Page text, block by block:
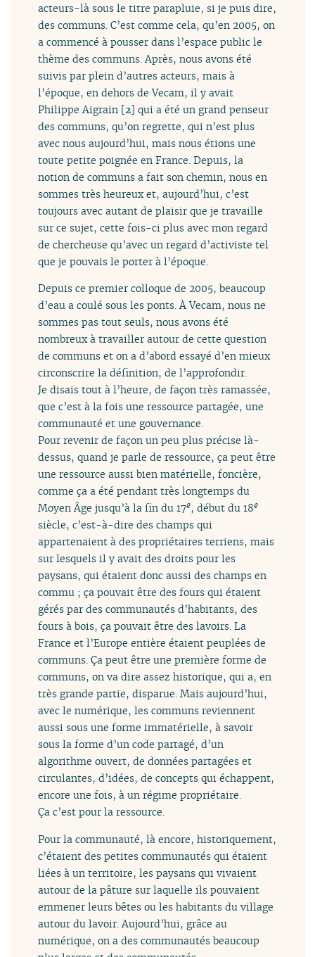
acteurs-là sous le titre parapluie, si je puis dire,
des communs. C’est comme cela, qu’en 2005, on
a commencé à pousser dans l’espace public le
thème des communs. Après, nous avons été
suivis par plein d’autres acteurs, mais à
l’époque, en dehors de Vecam, il y avait
Philippe Aigrain [2] qui a été un grand penseur
des communs, qu’on regrette, qui n’est plus
avec nous aujourd’hui, mais nous étions une
toute petite poignée en France. Depuis, la
notion de communs a fait son chemin, nous en
sommes très heureux et, aujourd’hui, c’est
toujours avec autant de plaisir que je travaille
sur ce sujet, cette fois-ci plus avec mon regard
de chercheuse qu’avec un regard d’activiste tel
que je pouvais le porter à l’époque.
Depuis ce premier colloque de 2005, beaucoup
d’eau a coulé sous les ponts. À Vecam, nous ne
sommes pas tout seuls, nous avons été
nombreux à travailler autour de cette question
de communs et on a d’abord essayé d’en mieux
circonscrire la définition, de l’approfondir.
Je disais tout à l’heure, de façon très ramassée,
que c’est à la fois une ressource partagée, une
communauté et une gouvernance.
Pour revenir de façon un peu plus précise là-
dessus, quand je parle de ressource, ça peut être
une ressource aussi bien matérielle, foncière,
comme ça a été pendant très longtemps du
Moyen Âge jusqu’à la fin du 17e, début du 18e
siècle, c’est-à-dire des champs qui
appartenaient à des propriétaires terriens, mais
sur lesquels il y avait des droits pour les
paysans, qui étaient donc aussi des champs en
commu ; ça pouvait être des fours qui étaient
gérés par des communautés d’habitants, des
fours à bois, ça pouvait être des lavoirs. La
France et l’Europe entière étaient peuplées de
communs. Ça peut être une première forme de
communs, on va dire assez historique, qui a, en
très grande partie, disparue. Mais aujourd’hui,
avec le numérique, les communs reviennent
aussi sous une forme immatérielle, à savoir
sous la forme d’un code partagé, d’un
algorithme ouvert, de données partagées et
circulantes, d’idées, de concepts qui échappent,
encore une fois, à un régime propriétaire.
Ça c’est pour la ressource.
Pour la communauté, là encore, historiquement,
c’étaient des petites communautés qui étaient
liées à un territoire, les paysans qui vivaient
autour de la pâture sur laquelle ils pouvaient
emmener leurs bêtes ou les habitants du village
autour du lavoir. Aujourd’hui, grâce au
numérique, on a des communautés beaucoup